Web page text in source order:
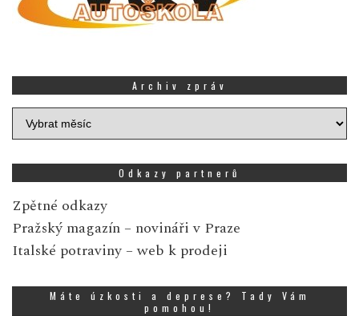
Archiv zpráv
Archiv
zpráv
Odkazy partnerů
Zpětné odkazy
Pražský magazín – novináři v Praze
Italské potraviny – web k prodeji
Máte úzkosti a deprese? Tady Vám
pomohou!